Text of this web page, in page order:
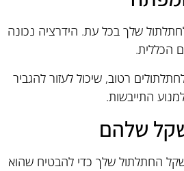
שלך בכל עת. הידרציה נכונה
הכללית.
רטוב, שיכול לעזור להגביר
התייבשות.
שלהם
החתלתול שלך כדי להבטיח שהוא